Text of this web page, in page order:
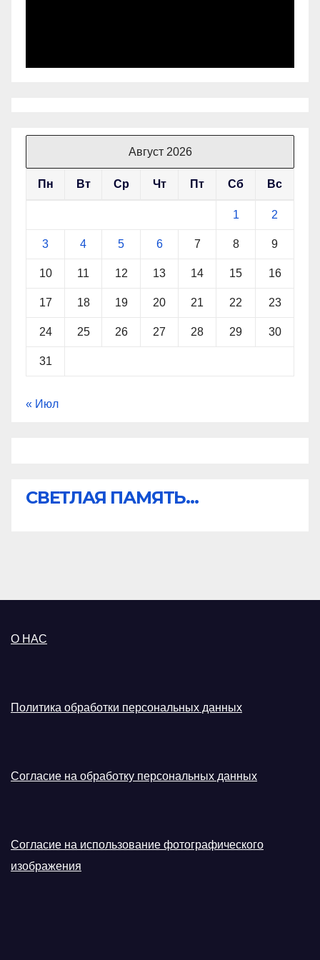
Август 2026
Пн Вт Ср Чт Пт Сб Вс
1 2
3 4 5 6 7 8 9
10 11 12 13 14 15 16
17 18 19 20 21 22 23
24 25 26 27 28 29 30
31
« Июл
СВЕТЛАЯ ПАМЯТЬ...
О НАС
Политика обработки персональных данных
Согласие на обработку персональных данных
Согласие на использование фотографического
изображения